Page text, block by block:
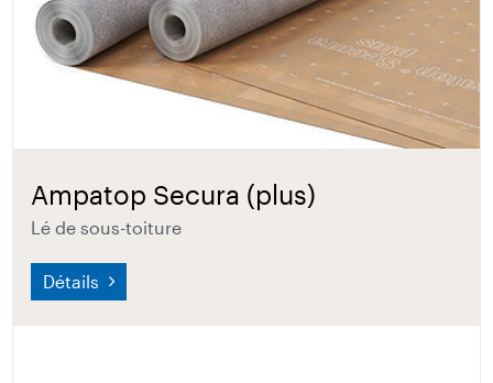
Ampatop Secura (plus)
Lé de sous-toiture
Détails